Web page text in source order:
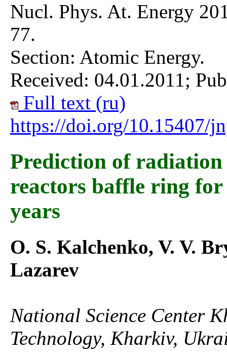
Nucl. Phys. At. Energy
77.
Section: Atomic Energy.
Received: 04.01.2011;
Full text (ru)
https://doi.org/10.15407/
Prediction of
reactors baffle ring for
years
O. S. Kalchenko, V. V.
Lazarev
National Science Center
Technology, Kharkiv,